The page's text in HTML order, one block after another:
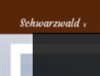
Schwarzwald ∨